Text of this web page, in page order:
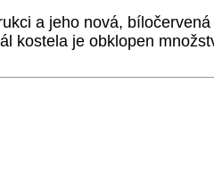
a jeho nová,
kostela je obklopen